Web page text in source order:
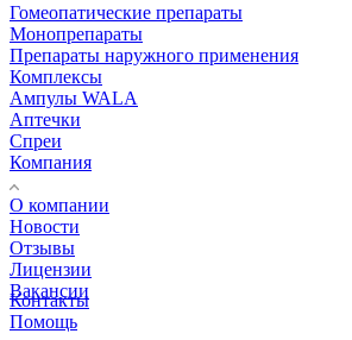
Гомеопатические препараты
Монопрепараты
Препараты наружного применения
Комплексы
Ампулы WALA
Аптечки
Спреи
Компания
О компании
Новости
Отзывы
Лицензии
Вакансии
Контакты
Помощь